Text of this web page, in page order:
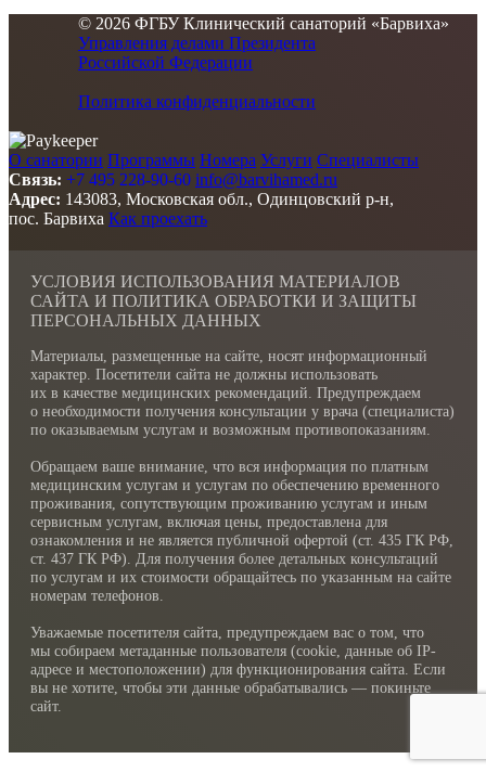
© 2026 ФГБУ Клинический санаторий «Барвиха»
Управления делами Президента
Российской Федерации
Политика конфиденциальности
О санатории Программы Номера Услуги Специалисты
Связь: +7 495 228-90-60 info@barvihamed.ru
Адрес: 143083, Московская обл., Одинцовский р-н,
пос. Барвиха Как проехать
УСЛОВИЯ ИСПОЛЬЗОВАНИЯ МАТЕРИАЛОВ
САЙТА И ПОЛИТИКА ОБРАБОТКИ И ЗАЩИТЫ
ПЕРСОНАЛЬНЫХ ДАННЫХ
Материалы, размещенные на сайте, носят информационный
характер. Посетители сайта не должны использовать
их в качестве медицинских рекомендаций. Предупреждаем
о необходимости получения консультации у врача (специалиста)
по оказываемым услугам и возможным противопоказаниям.
Обращаем ваше внимание, что вся информация по платным
медицинским услугам и услугам по обеспечению временного
проживания, сопутствующим проживанию услугам и иным
сервисным услугам, включая цены, предоставлена для
ознакомления и не является публичной офертой (ст. 435 ГК РФ,
cт. 437 ГК РФ). Для получения более детальных консультаций
по услугам и их стоимости обращайтесь по указанным на сайте
номерам телефонов.
Уважаемые посетителя сайта, предупреждаем вас о том, что
мы собираем метаданные пользователя (cookie, данные об IP-
адресе и местоположении) для функционирования сайта. Если
вы не хотите, чтобы эти данные обрабатывались — покиньте
сайт.